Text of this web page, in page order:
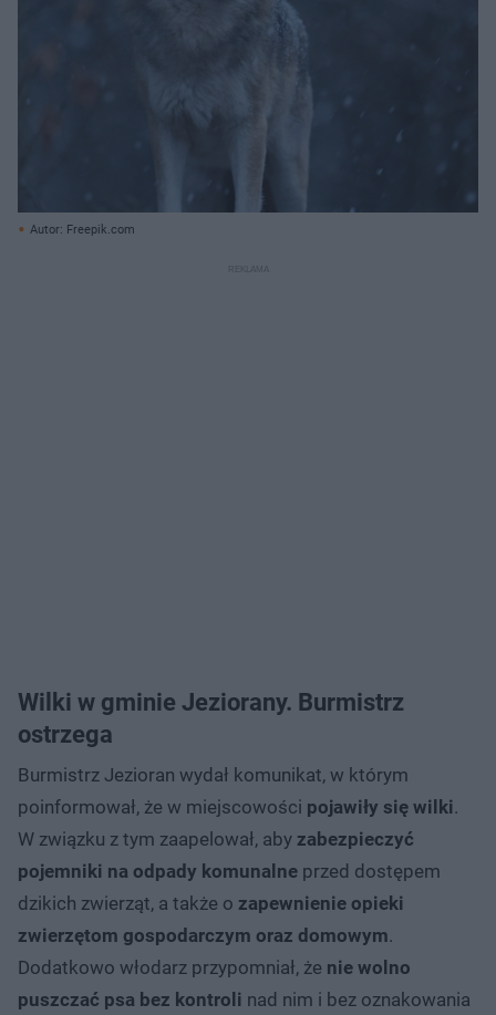
Autor: Freepik.com
Wilki w gminie Jeziorany. Burmistrz
ostrzega
Burmistrz Jezioran wydał komunikat, w którym
poinformował, że w miejscowości pojawiły się wilki.
W związku z tym zaapelował, aby zabezpieczyć
pojemniki na odpady komunalne przed dostępem
dzikich zwierząt, a także o zapewnienie opieki
zwierzętom gospodarczym oraz domowym.
Dodatkowo włodarz przypomniał, że nie wolno
puszczać psa bez kontroli nad nim i bez oznakowania